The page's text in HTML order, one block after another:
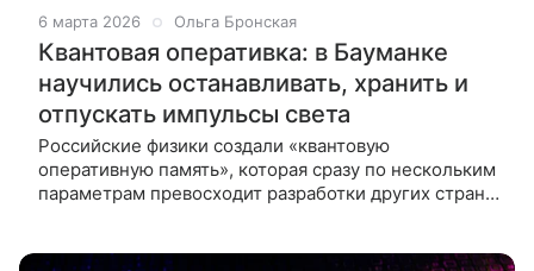
6 марта 2026 Ольга Бронская
Квантовая оперативка: в Бауманке
научились останавливать, хранить и
отпускать импульсы света
Российские физики создали «квантовую
оперативную память», которая сразу по нескольким
параметрам превосходит разработки других стран.